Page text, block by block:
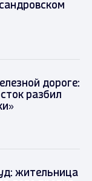
дороге:
разбил
жительница